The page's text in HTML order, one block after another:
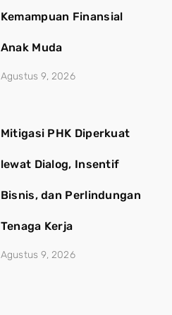
Kemampuan Finansial
Anak Muda
Agustus 9, 2026
Mitigasi PHK Diperkuat
lewat Dialog, Insentif
Bisnis, dan Perlindungan
Tenaga Kerja
Agustus 9, 2026